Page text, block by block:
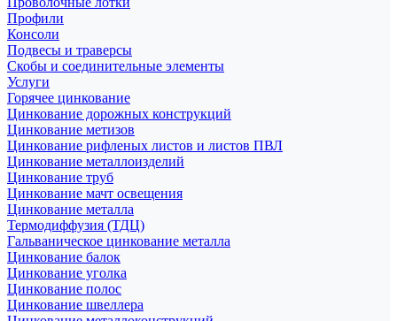
Профили
Консоли
Подвесы и траверсы
Скобы и соединительные элементы
Услуги
Горячее цинкование
Цинкование дорожных конструкций
Цинкование метизов
Цинкование рифленых листов и листов ПВЛ
Цинкование металлоизделий
Цинкование труб
Цинкование мачт освещения
Цинкование металла
Термодиффузия (ТДЦ)
Гальваническое цинкование металла
Цинкование балок
Цинкование уголка
Цинкование полос
Цинкование швеллера